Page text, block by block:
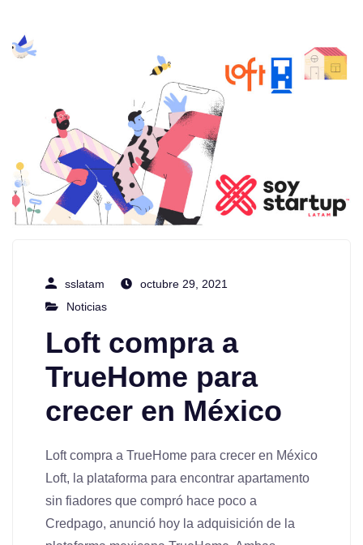
sslatam
octubre 29, 2021
Noticias
Loft compra a
TrueHome para
crecer en México
Loft compra a TrueHome para crecer en México
Loft, la plataforma para encontrar apartamento
sin fiadores que compró hace poco a
Credpago, anunció hoy la adquisición de la